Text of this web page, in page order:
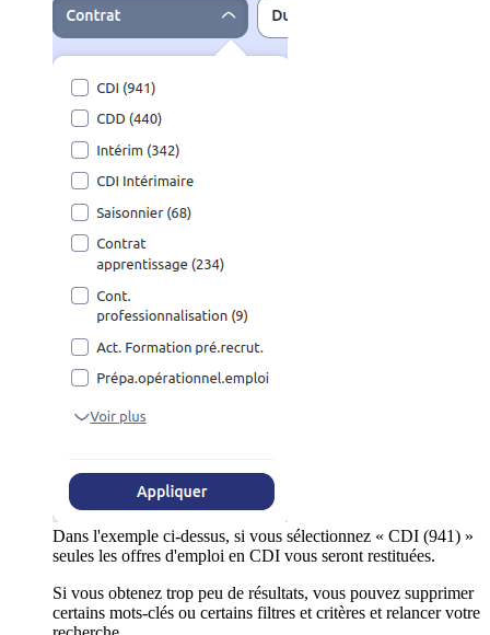
Dans l'exemple ci-dessus, si vous sélectionnez « CDI (941) »
seules les offres d'emploi en CDI vous seront restituées.
Si vous obtenez trop peu de résultats, vous pouvez supprimer
certains mots-clés ou certains filtres et critères et relancer votre